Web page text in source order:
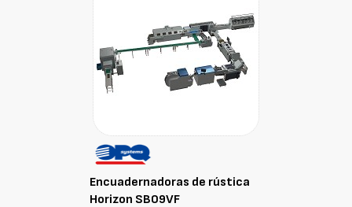
Encuadernadoras de rústica
Horizon SB09VF